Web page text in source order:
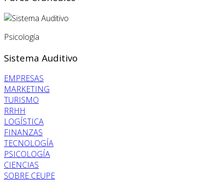
Psicología
Sistema Auditivo
EMPRESAS
MARKETING
TURISMO
RRHH
LOGÍSTICA
FINANZAS
TECNOLOGÍA
PSICOLOGÍA
CIENCIAS
SOBRE CEUPE